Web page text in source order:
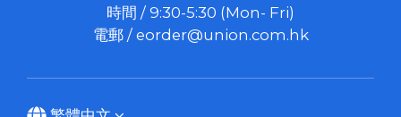
時間 / 9:30-5:30 (Mon- Fri)
電郵 / eorder@union.com.hk